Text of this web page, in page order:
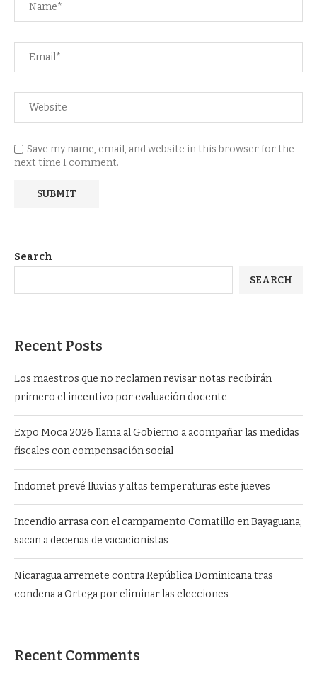
Save my name, email, and website in this browser for the
next time I comment.
Search
SEARCH
Recent Posts
Los maestros que no reclamen revisar notas recibirán
primero el incentivo por evaluación docente
Expo Moca 2026 llama al Gobierno a acompañar las medidas
fiscales con compensación social
Indomet prevé lluvias y altas temperaturas este jueves
Incendio arrasa con el campamento Comatillo en Bayaguana;
sacan a decenas de vacacionistas
Nicaragua arremete contra República Dominicana tras
condena a Ortega por eliminar las elecciones
Recent Comments